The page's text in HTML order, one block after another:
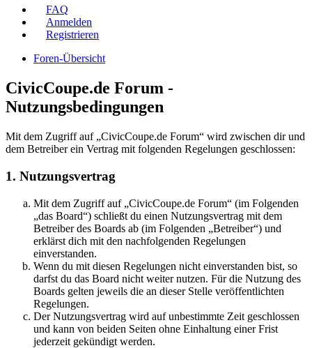
FAQ
Anmelden
Registrieren
Foren-Übersicht
CivicCoupe.de Forum -
Nutzungsbedingungen
Mit dem Zugriff auf „CivicCoupe.de Forum“ wird zwischen dir und
dem Betreiber ein Vertrag mit folgenden Regelungen geschlossen:
1. Nutzungsvertrag
Mit dem Zugriff auf „CivicCoupe.de Forum“ (im Folgenden
„das Board“) schließt du einen Nutzungsvertrag mit dem
Betreiber des Boards ab (im Folgenden „Betreiber“) und
erklärst dich mit den nachfolgenden Regelungen
einverstanden.
Wenn du mit diesen Regelungen nicht einverstanden bist, so
darfst du das Board nicht weiter nutzen. Für die Nutzung des
Boards gelten jeweils die an dieser Stelle veröffentlichten
Regelungen.
Der Nutzungsvertrag wird auf unbestimmte Zeit geschlossen
und kann von beiden Seiten ohne Einhaltung einer Frist
jederzeit gekündigt werden.